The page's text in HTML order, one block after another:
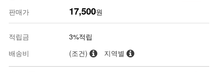
판매가
17,500원
적립금
3%적립
배송비
(조건) 지역별